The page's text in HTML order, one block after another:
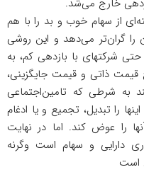
خارج می‌شد.
از سهام خوب و بد را با هم
گران‌تر می‌دهد و این روشی
شرکتهای با بازدهی کم، به
قیمت ذاتی و قیمت جایگزینی،
به شرطی که تامین‌اجتماعی
را تبدیل، تجمیع و یا ادغام
را عوض کند. اما در نهایت
دارایی و سهام است وگرنه
است